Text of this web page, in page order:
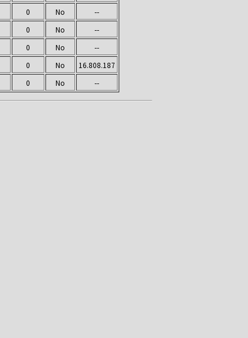
0 No
--
0 No
--
0 No
--
0 No
16.808.187
0 No --